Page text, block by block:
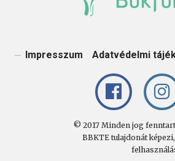
Impresszum Adatvédelmi
© 2017 Minden jog
BBKTE tulajdonát